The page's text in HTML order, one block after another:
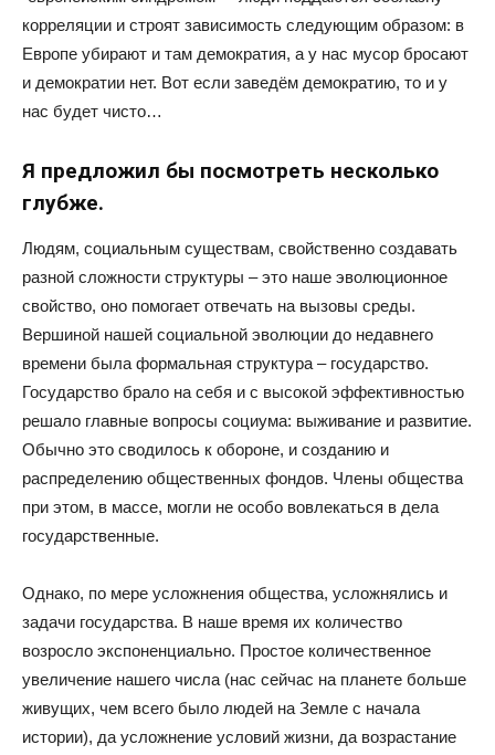
корреляции и строят зависимость следующим образом: в
Европе убирают и там демократия, а у нас мусор бросают
и демократии нет. Вот если заведём демократию, то и у
нас будет чисто…
Я предложил бы посмотреть несколько
глубже.
Людям, социальным существам, свойственно создавать
разной сложности структуры – это наше эволюционное
свойство, оно помогает отвечать на вызовы среды.
Вершиной нашей социальной эволюции до недавнего
времени была формальная структура – государство.
Государство брало на себя и с высокой эффективностью
решало главные вопросы социума: выживание и развитие.
Обычно это сводилось к обороне, и созданию и
распределению общественных фондов. Члены общества
при этом, в массе, могли не особо вовлекаться в дела
государственные.
Однако, по мере усложнения общества, усложнялись и
задачи государства. В наше время их количество
возросло экспоненциально. Простое количественное
увеличение нашего числа (нас сейчас на планете больше
живущих, чем всего было людей на Земле с начала
истории), да усложнение условий жизни, да возрастание